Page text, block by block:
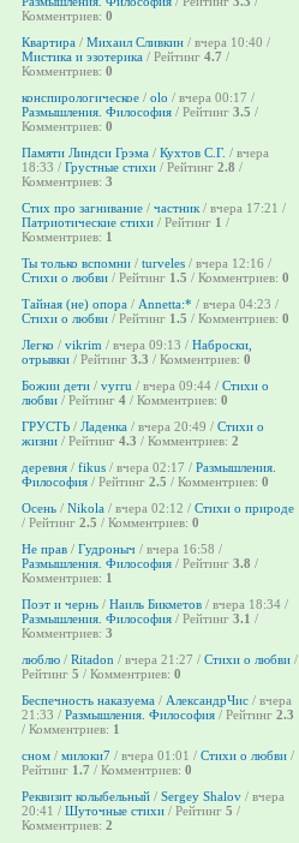
Комментриев: 0
Квартира / Михаил Сливкин / вчера 10:40 /
Мистика и эзотерика / Рейтинг 4.7 /
Комментриев: 0
конспирологическое / olo / вчера 00:17 /
Размышления. Философия / Рейтинг 3.5 /
Комментриев: 0
Памяти Линдси Грэма / Кухтов С.Г. / вчера
18:33 / Грустные стихи / Рейтинг 2.8 /
Комментриев: 3
Стих про загнивание / частник / вчера 17:21 /
Патриотические стихи / Рейтинг 1 /
Комментриев: 1
Ты только вспомни / turveles / вчера 12:16 /
Стихи о любви / Рейтинг 1.5 / Комментриев: 0
Тайная (не) опора / Annetta:* / вчера 04:23 /
Стихи о любви / Рейтинг 1.5 / Комментриев: 0
Легко / vikrim / вчера 09:13 / Наброски,
отрывки / Рейтинг 3.3 / Комментриев: 0
Божии дети / vyrru / вчера 09:44 / Стихи о
любви / Рейтинг 4 / Комментриев: 0
ГРУСТЬ / Ладенка / вчера 20:49 / Стихи о
жизни / Рейтинг 4.3 / Комментриев: 2
деревня / fikus / вчера 02:17 / Размышления.
Философия / Рейтинг 2.5 / Комментриев: 0
Осень / Nikola / вчера 02:12 / Стихи о природе
/ Рейтинг 2.5 / Комментриев: 0
Не прав / Гудроныч / вчера 16:58 /
Размышления. Философия / Рейтинг 3.8 /
Комментриев: 1
Поэт и чернь / Наиль Бикметов / вчера 18:34 /
Размышления. Философия / Рейтинг 3.1 /
Комментриев: 3
люблю / Ritadon / вчера 21:27 / Стихи о любви /
Рейтинг 5 / Комментриев: 0
Беспечность наказуема / АлександрЧис / вчера
21:33 / Размышления. Философия / Рейтинг 2.3
/ Комментриев: 1
сном / милоки7 / вчера 01:01 / Стихи о любви /
Рейтинг 1.7 / Комментриев: 0
Реквизит колыбельный / Sergey Shalov / вчера
20:41 / Шуточные стихи / Рейтинг 5 /
Комментриев: 2